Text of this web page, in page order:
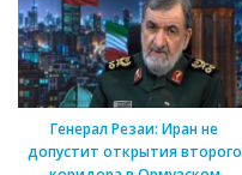
Генерал Резаи: Иран не
допустит открытия второго